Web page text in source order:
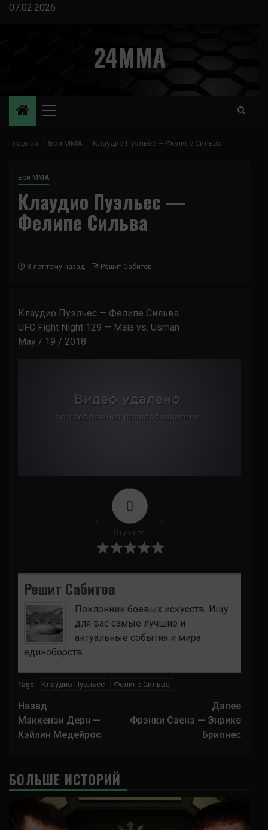
Перейти
07.02.2026
24MMA
Основное
Главная Бои ММА Клаудио Пуэльес — Фелипе Сильва
Бои ММА
Клаудио Пуэльес —
Фелипе Сильва
8 лет тому назад Решит Сабитов
Клаудио Пуэльес — Фелипе Сильва
UFC Fight Night 129 — Maia vs. Usman
May / 19 / 2018
0
Оцените
Решит Сабитов
Поклонник боевых искусств. Ищу
для вас самые лучшие и
актуальные события и мира
единоборств.
Tags: Клаудио Пуэльес Фелипе Сильва
Навигация
записи
Назад
Маккензи Дерн —
Кэйлин Медейрос
Далее
Фрэнки Саенз — Энрике
Брионес
БОЛЬШЕ ИСТОРИЙ